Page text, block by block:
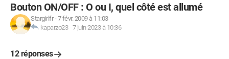
Bouton ON/OFF : O ou I, quel côté est allumé
Stargirlfr-7 févr. 2009 à 11:03
kaparzo23-7 juin 2023 à 10:36
12 réponses